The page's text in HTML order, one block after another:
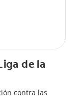
de la
contra las